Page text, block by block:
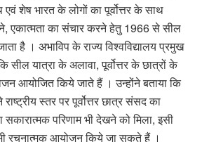
शेष भारत के लोगों का पूर्वोत्तर के साथ
एकात्मता का संचार करने हेतु 1966 से सील
है । अभाविप के राज्य विश्वविद्यालय प्रमुख
सील यात्रा के अलावा, पूर्वोत्तर के छात्रों के
आयोजित किये जाते हैं । उन्होंने बताया कि
स्तर पर पूर्वोत्तर छात्र संसद का
परिणाम भी देखने को मिला, इसी
रचनात्मक आयोजन किये जा सकते हैं ।